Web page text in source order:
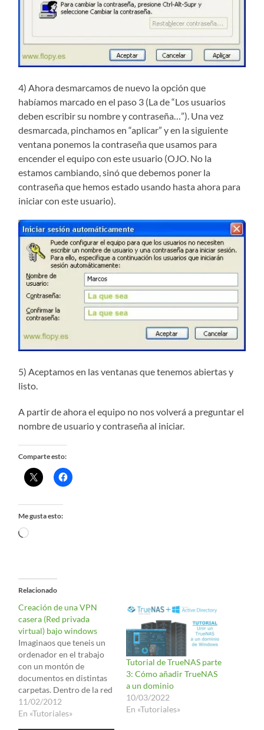
4) Ahora desmarcamos de nuevo la opción que
habíamos marcado en el paso 3 (La de “Los usuarios
deben escribir su nombre y contraseña…”). Una vez
desmarcada, pinchamos en “aplicar” y en la siguiente
ventana ponemos la contraseña que usamos para
encender el equipo con este usuario (OJO. No la
estamos cambiando, sinó que debemos poner la
contraseña que hemos estado usando hasta ahora para
iniciar con este usuario).
5) Aceptamos en las ventanas que tenemos abiertas y
listo.
A partir de ahora el equipo no nos volverá a preguntar el
nombre de usuario y contraseña al iniciar.
Comparte esto:
Me gusta esto:
Cargando...
Relacionado
Creación de una VPN
casera (Red privada
virtual) bajo windows
Imaginaos que teneis un
ordenador en el trabajo
con un montón de
documentos en distintas
carpetas. Dentro de la red
del trabajo, resulta
sencillo compartir una
11/02/2012
En «Tutoriales»
Tutorial de TrueNAS parte
3: Cómo añadir TrueNAS
a un dominio
10/03/2022
En «Tutoriales»